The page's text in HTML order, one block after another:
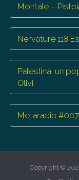
Montale –
Nervature 118
Palestina: un
Olivi
Metaradio
Copyright ©